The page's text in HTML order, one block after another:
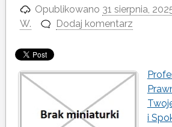
Opublikowano 31 sierpnia,
W.
Dodaj komentarz
i